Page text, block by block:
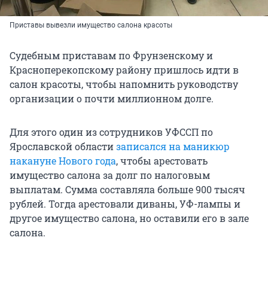
Приставы вывезли имущество салона красоты
Судебным приставам по Фрунзенскому и
Красноперекопскому району пришлось идти в
салон красоты, чтобы напомнить руководству
организации о почти миллионном долге.
Для этого один из сотрудников УФССП по
Ярославской областизаписался на маникюр
накануне Нового года, чтобы арестовать
имущество салона за долг по налоговым
выплатам. Сумма составляла больше 900 тысяч
рублей. Тогда арестовали диваны, УФ-лампы и
другое имущество салона, но оставили его в зале
салона.